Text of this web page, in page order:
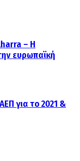
– H
ευρωπαϊκή
για το 2021 &